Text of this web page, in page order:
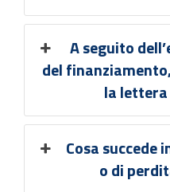
A seguito
del
la
Cosa succede
o di